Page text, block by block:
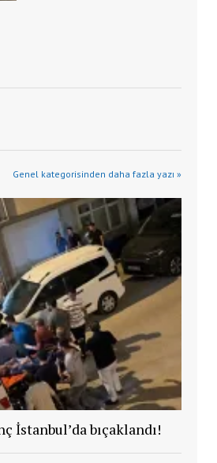
Genel kategorisinden daha fazla yazı »
İstanbul’da bıçaklandı!